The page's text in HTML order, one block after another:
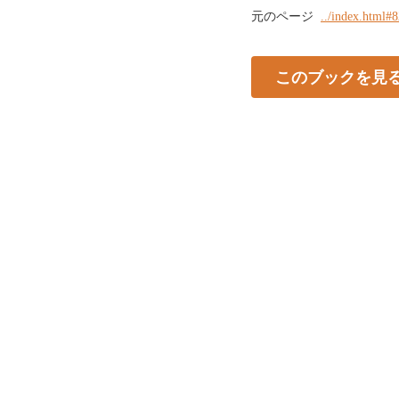
元のページ ../
このブックを見